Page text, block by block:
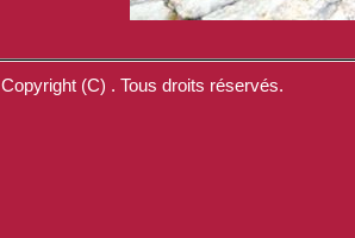
Copyright (C) . Tous droits réservés.